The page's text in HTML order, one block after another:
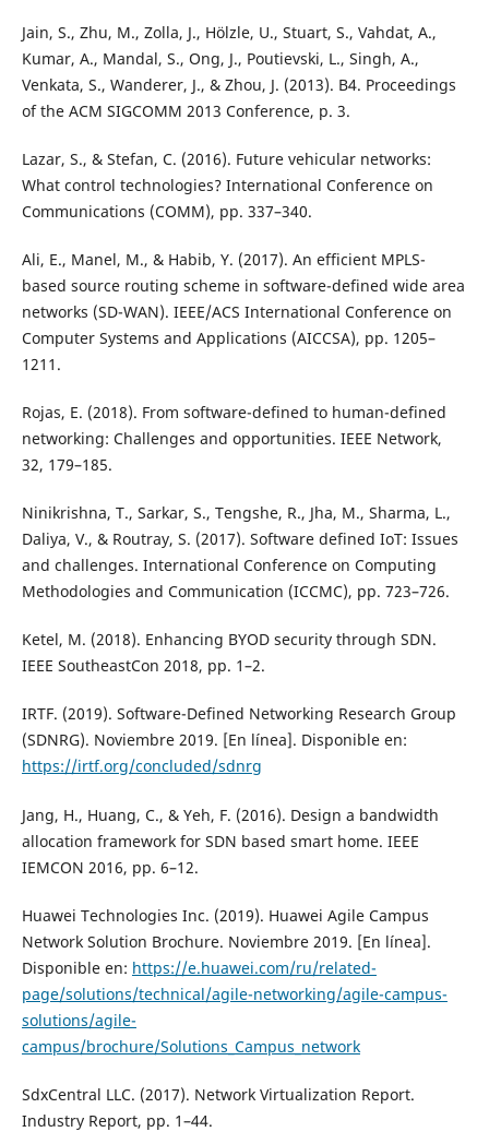
Jain, S., Zhu, M., Zolla, J., Hölzle, U., Stuart, S., Vahdat, A.,
Kumar, A., Mandal, S., Ong, J., Poutievski, L., Singh, A.,
Venkata, S., Wanderer, J., & Zhou, J. (2013). B4. Proceedings
of the ACM SIGCOMM 2013 Conference, p. 3.
Lazar, S., & Stefan, C. (2016). Future vehicular networks:
What control technologies? International Conference on
Communications (COMM), pp. 337–340.
Ali, E., Manel, M., & Habib, Y. (2017). An efficient MPLS-
based source routing scheme in software-defined wide area
networks (SD-WAN). IEEE/ACS International Conference on
Computer Systems and Applications (AICCSA), pp. 1205–
1211.
Rojas, E. (2018). From software-defined to human-defined
networking: Challenges and opportunities. IEEE Network,
32, 179–185.
Ninikrishna, T., Sarkar, S., Tengshe, R., Jha, M., Sharma, L.,
Daliya, V., & Routray, S. (2017). Software defined IoT: Issues
and challenges. International Conference on Computing
Methodologies and Communication (ICCMC), pp. 723–726.
Ketel, M. (2018). Enhancing BYOD security through SDN.
IEEE SoutheastCon 2018, pp. 1–2.
IRTF. (2019). Software-Defined Networking Research Group
(SDNRG). Noviembre 2019. [En línea]. Disponible en:
https://irtf.org/concluded/sdnrg
Jang, H., Huang, C., & Yeh, F. (2016). Design a bandwidth
allocation framework for SDN based smart home. IEEE
IEMCON 2016, pp. 6–12.
Huawei Technologies Inc. (2019). Huawei Agile Campus
Network Solution Brochure. Noviembre 2019. [En línea].
Disponible en: https://e.huawei.com/ru/related-
page/solutions/technical/agile-networking/agile-campus-
solutions/agile-
campus/brochure/Solutions_Campus_network
SdxCentral LLC. (2017). Network Virtualization Report.
Industry Report, pp. 1–44.